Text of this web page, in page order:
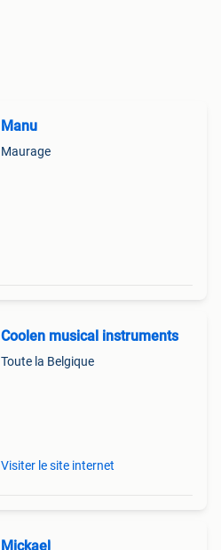
Manu
Maurage
Coolen musical instruments
Toute la Belgique
Visiter le site internet
Mickael